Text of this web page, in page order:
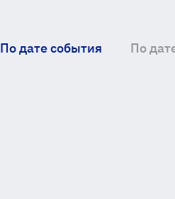
По дате события По